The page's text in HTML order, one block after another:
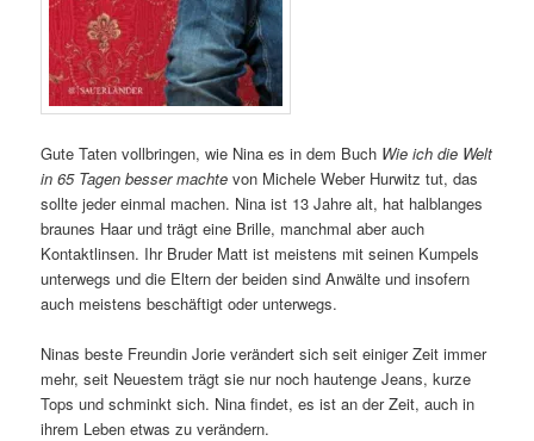
Gute Taten vollbringen, wie Nina es in dem Buch Wie ich die Welt
in 65 Tagen besser machte von Michele Weber Hurwitz tut, das
sollte jeder einmal machen. Nina ist 13 Jahre alt, hat halblanges
braunes Haar und trägt eine Brille, manchmal aber auch
Kontaktlinsen. Ihr Bruder Matt ist meistens mit seinen Kumpels
unterwegs und die Eltern der beiden sind Anwälte und insofern
auch meistens beschäftigt oder unterwegs.
Ninas beste Freundin Jorie verändert sich seit einiger Zeit immer
mehr, seit Neuestem trägt sie nur noch hautenge Jeans, kurze
Tops und schminkt sich. Nina findet, es ist an der Zeit, auch in
ihrem Leben etwas zu verändern.